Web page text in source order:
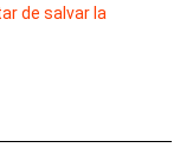
de salvar la